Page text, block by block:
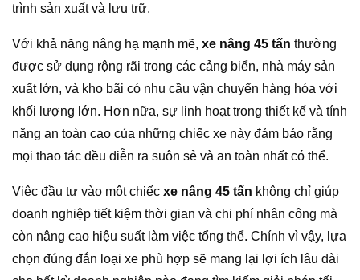
trình sản xuất và lưu trữ.
Với khả năng nâng hạ mạnh mẽ, xe nâng 45 tấn thường
được sử dụng rộng rãi trong các cảng biển, nhà máy sản
xuất lớn, và kho bãi có nhu cầu vận chuyển hàng hóa với
khối lượng lớn. Hơn nữa, sự linh hoạt trong thiết kế và tính
năng an toàn cao của những chiếc xe này đảm bảo rằng
mọi thao tác đều diễn ra suôn sẻ và an toàn nhất có thể.
Việc đầu tư vào một chiếc xe nâng 45 tấn không chỉ giúp
doanh nghiệp tiết kiệm thời gian và chi phí nhân công mà
còn nâng cao hiệu suất làm việc tổng thể. Chính vì vậy, lựa
chọn đúng đắn loại xe phù hợp sẽ mang lại lợi ích lâu dài